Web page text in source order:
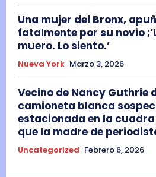
Una mujer del Bronx,
fatalmente por su novio
muero. Lo siento.’
Nueva York Marzo 3, 2026
Vecino de Nancy Guthrie
camioneta blanca
estacionada en la
que la madre de
Uncategorized Febrero 6, 2026